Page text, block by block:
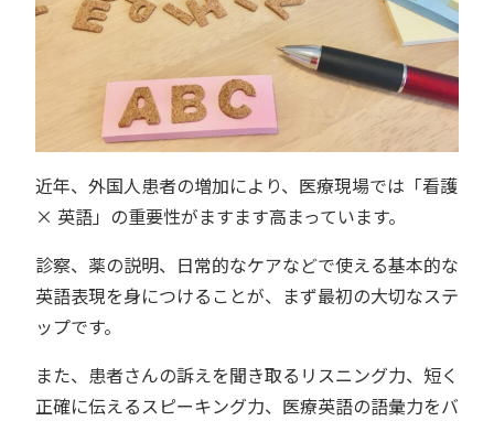
近年、外国人患者の増加により、医療現場では「看護
× 英語」の重要性がますます高まっています。
診察、薬の説明、日常的なケアなどで使える基本的な
英語表現を身につけることが、まず最初の大切なステ
ップです。
また、患者さんの訴えを聞き取るリスニング力、短く
正確に伝えるスピーキング力、医療英語の語彙力をバ